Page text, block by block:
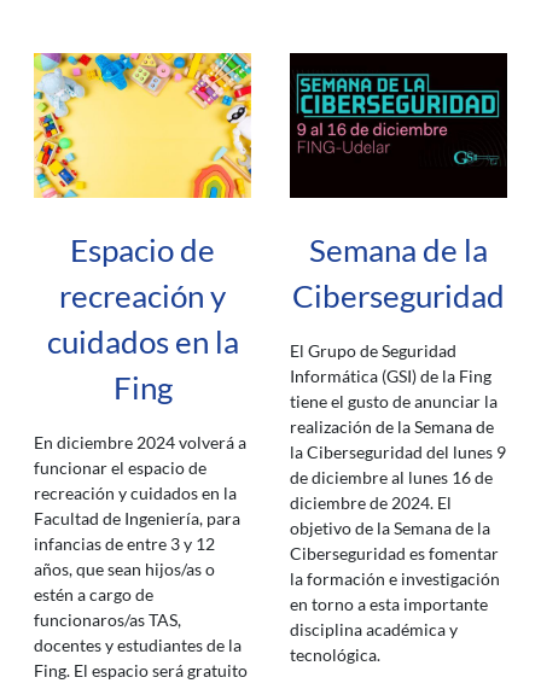
Espacio de
recreación y
cuidados en la
Fing
En diciembre 2024 volverá a
funcionar el espacio de
recreación y cuidados en la
Facultad de Ingeniería, para
infancias de entre 3 y 12
años, que sean hijos/as o
estén a cargo de
funcionaros/as TAS,
docentes y estudiantes de la
Fing. El espacio será gratuito
Semana de la
Ciberseguridad
El Grupo de Seguridad
Informática (GSI) de la Fing
tiene el gusto de anunciar la
realización de la Semana de
la Ciberseguridad del lunes 9
de diciembre al lunes 16 de
diciembre de 2024. El
objetivo de la Semana de la
Ciberseguridad es fomentar
la formación e investigación
en torno a esta importante
disciplina académica y
tecnológica.